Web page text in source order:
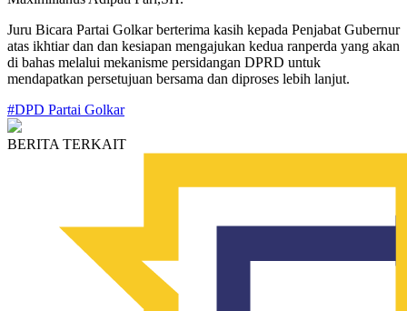
Juru Bicara Partai Golkar berterima kasih kepada Penjabat Gubernur
atas ikhtiar dan dan kesiapan mengajukan kedua ranperda yang akan
di bahas melalui mekanisme persidangan DPRD untuk
mendapatkan persetujuan bersama dan diproses lebih lanjut.
#DPD Partai Golkar
BERITA TERKAIT